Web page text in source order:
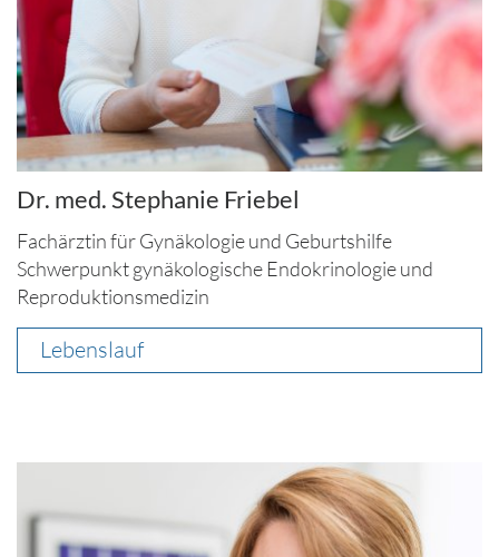
Dr. med. Stephanie Friebel
Fachärztin für Gynäkologie und Geburtshilfe
Schwerpunkt gynäkologische Endokrinologie und
Reproduktionsmedizin
Lebenslauf